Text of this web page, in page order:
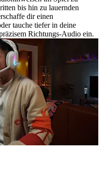
bis hin zu lauernden
dir einen
tauche tiefer in deine
Richtungs-Audio ein.